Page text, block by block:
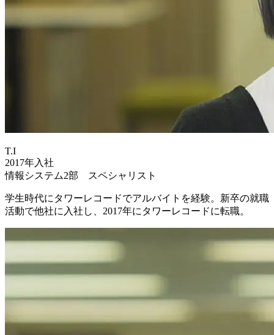
T.I
2017年入社
情報システム2部 スペシャリスト
学生時代にタワーレコードでアルバイトを経験。新卒の就職
活動で他社に入社し、2017年にタワーレコードに転職。